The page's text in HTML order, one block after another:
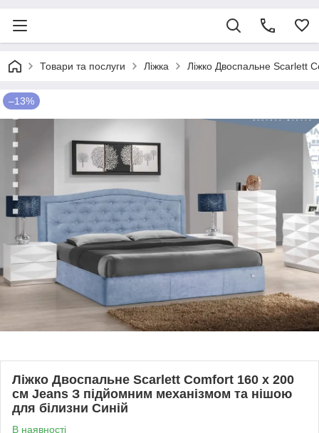
Товари та послуги Ліжка Ліжко Двоспальне Scarlett
–13%
Ліжко Двоспальне Scarlett Comfort 160 х 200
см Jeans З підйомним механізмом та нішою
для білизни Синій
В наявності